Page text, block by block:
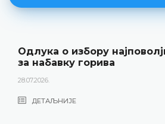
Одлука о избору
за набавку горива
28.07.2026.
ДЕТАЉНИЈЕ